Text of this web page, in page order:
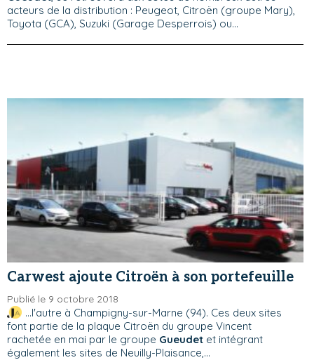
acteurs de la distribution : Peugeot, Citroën (groupe Mary),
Toyota (GCA), Suzuki (Garage Desperrois) ou...
Carwest ajoute Citroën à son portefeuille
Publié le 9 octobre 2018
...l'autre à Champigny-sur-Marne (94). Ces deux sites
font partie de la plaque Citroën du groupe Vincent
rachetée en mai par le groupe Gueudet et intégrant
également les sites de Neuilly-Plaisance,...